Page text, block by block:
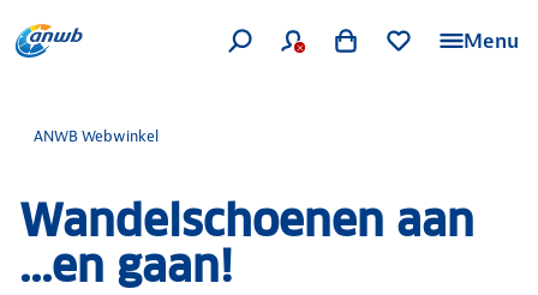
Menu
ANWB Webwinkel
Wandelschoenen aan
...en gaan!